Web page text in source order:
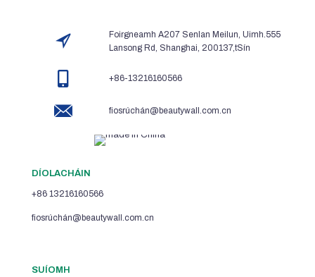
Foirgneamh A207 Senlan Meilun, Uimh.555
Lansong Rd, Shanghai, 200137,tSín
+86-13216160566
fiosrúchán@beautywall.com.cn
DÍOLACHÁIN
+86 13216160566
fiosrúchán@beautywall.com.cn
SUÍOMH